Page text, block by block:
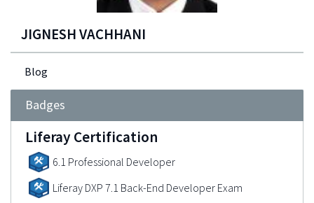
JIGNESH VACHHANI
Blog
Badges
Liferay Certification
6.1 Professional Developer
Liferay DXP 7.1 Back-End Developer Exam